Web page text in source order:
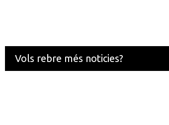
Vols rebre més noticies?